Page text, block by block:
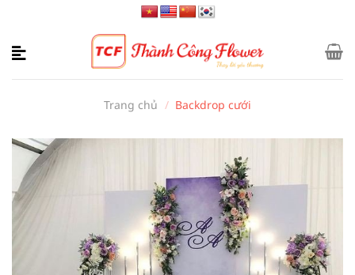
nội
Trang chủ / Backdrop cưới